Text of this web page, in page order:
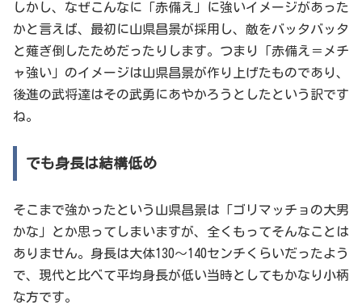
しかし、なぜこんなに「赤備え」に強いイメージがあった
かと言えば、最初に山県昌景が採用し、敵をバッタバッタ
と薙ぎ倒したためだったりします。つまり「赤備え＝メチ
ャ強い」のイメージは山県昌景が作り上げたものであり、
後進の武将達はその武勇にあやかろうとしたという訳です
ね。
でも身長は結構低め
そこまで強かったという山県昌景は「ゴリマッチョの大男
かな」とか思ってしまいますが、全くもってそんなことは
ありません。身長は大体130～140センチくらいだったよう
で、現代と比べて平均身長が低い当時としてもかなり小柄
な方です。